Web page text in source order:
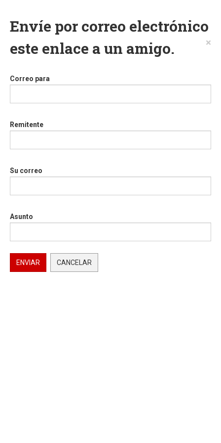
Envíe por correo electrónico
este enlace a un amigo.
×
Correo para
Remitente
Su correo
Asunto
ENVIAR CANCELAR